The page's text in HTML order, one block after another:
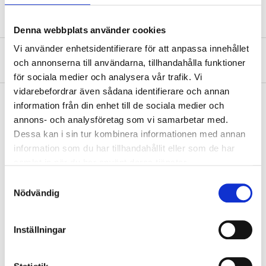
Denna webbplats använder cookies
Vi använder enhetsidentifierare för att anpassa innehållet
och annonserna till användarna, tillhandahålla funktioner
för sociala medier och analysera vår trafik. Vi
vidarebefordrar även sådana identifierare och annan
information från din enhet till de sociala medier och
annons- och analysföretag som vi samarbetar med.
Dessa kan i sin tur kombinera informationen med annan
information som du har tillhandahållit eller som de har
Nödvändig
Inställningar
Om tillverkaren
Köp & Hämta
Köp & Hämta i ditt varuhus inom 2 timmar! För mer information om
Andra kunder köpte också